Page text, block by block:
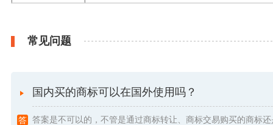
常见问题
国内买的商标可以在国外使用吗？
答案是不可以的，不管是通过商标转让、商标交易购买的商标